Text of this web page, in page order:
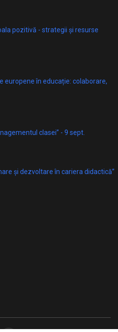
pozitivă - strategii și resurse
europene în educație: colaborare,
clasei” - 9 sept.
și dezvoltare în cariera didactică”